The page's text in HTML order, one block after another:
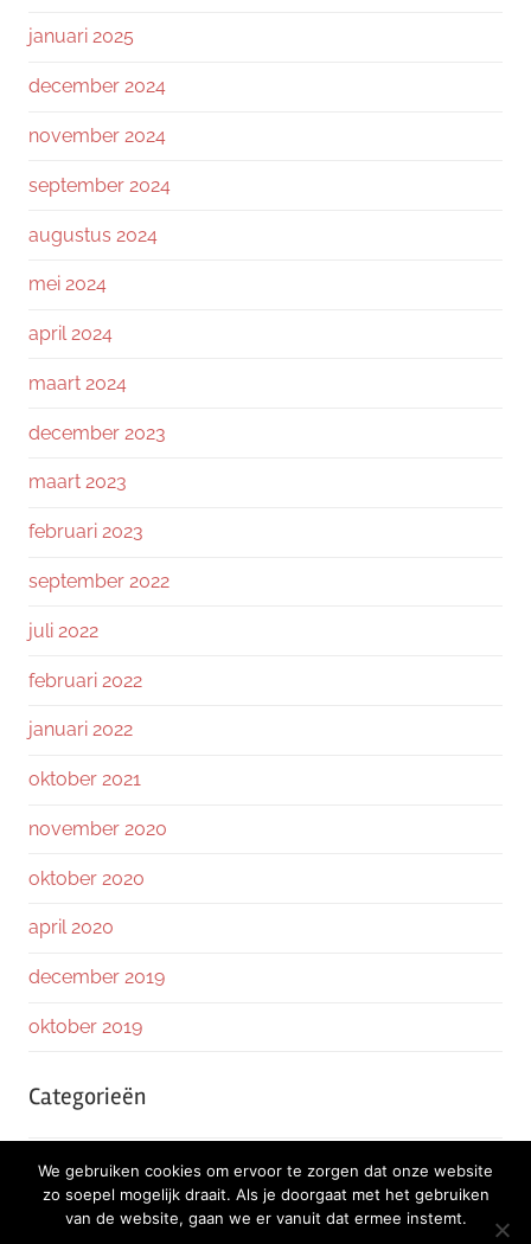
januari 2025
december 2024
november 2024
september 2024
augustus 2024
mei 2024
april 2024
maart 2024
december 2023
maart 2023
februari 2023
september 2022
juli 2022
februari 2022
januari 2022
oktober 2021
november 2020
oktober 2020
april 2020
december 2019
oktober 2019
Categorieën
Nieuws
We gebruiken cookies om ervoor te zorgen dat onze website
zo soepel mogelijk draait. Als je doorgaat met het gebruiken
van de website, gaan we er vanuit dat ermee instemt.